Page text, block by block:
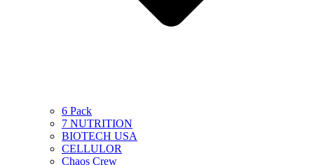
6 Pack
7 NUTRITION
BIOTECH USA
CELLULOR
Chaos Crew